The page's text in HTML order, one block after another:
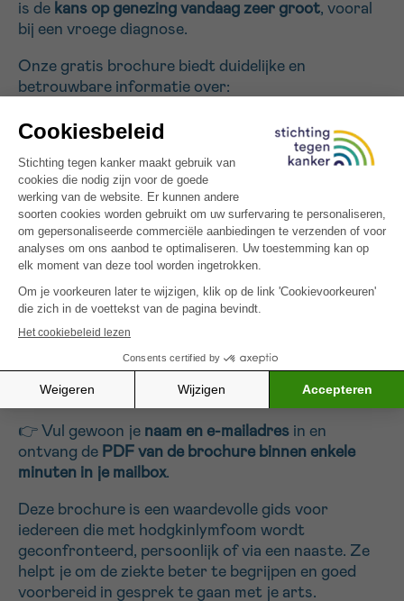
is de kans op genezing vandaag zeer groot, vooral
bij een vroege diagnose.
Onze gratis brochure biedt duidelijke en
betrouwbare informatie over:
De verschillendetypes hodgkinlymfoom
Derisicofactoren, zoals leeftijd, familiale
voorgeschiedenis of virale infecties zoals hiv
De symptomen : gezwollen lymfeklieren,
vermoeidheid, nachtelijk zweten, gewichtsverlies
Dediagnosemethodes
De beschikbarebehandelingen: chemotherapie,
radiotherapie, immunotherapie
Hetopvolgingstraject
Waar je terechtkunt voorpsychosociale
ondersteuning
👉 Vul gewoon je naam en e-mailadres in en
ontvang de PDF van de brochure binnen enkele
minuten in je mailbox.
Deze brochure is een waardevolle gids voor
iedereen die met hodgkinlymfoom wordt
geconfronteerd, persoonlijk of via een naaste. Ze
helpt je om de ziekte beter te begrijpen en goed
voorbereid in gesprek te gaan met je arts.